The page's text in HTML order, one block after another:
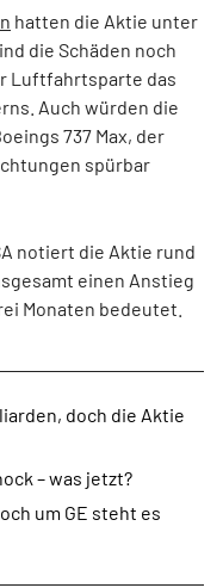
hatten die Aktie unter
die Schäden noch
Luftfahrtsparte das
Auch würden die
737 Max, der
spürbar
notiert die Aktie rund
einen Anstieg
Monaten bedeutet.
doch die Aktie
– was jetzt?
um GE steht es